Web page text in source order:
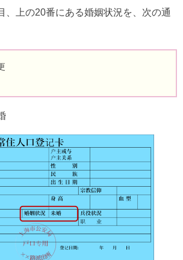
、上の20番にある婚姻状況を、次の通